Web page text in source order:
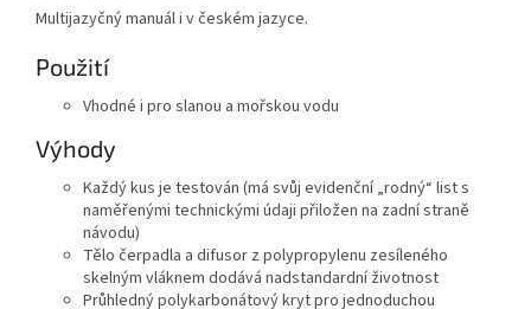
Multijazyčný manuál i v českém jazyce.
Použití
Vhodné i pro slanou a mořskou vodu
Výhody
Každý kus je testován (má svůj evidenční „rodný“ list s
naměřenými technickými údaji přiložen na zadní straně
návodu)
Tělo čerpadla a difusor z polypropylenu zesíleného
skelným vláknem dodává nadstandardní životnost
Průhledný polykarbonátový kryt pro jednoduchou